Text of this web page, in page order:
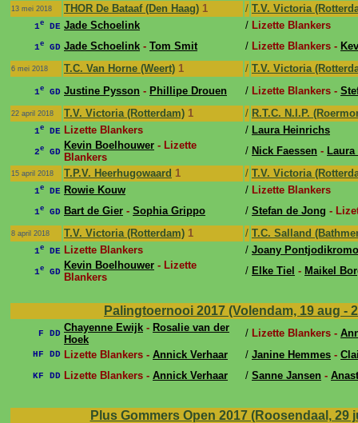
13 mei 2018 THOR De Bataaf (Den Haag) 1 / T.V. Victoria
1e DE Jade Schoelink / Lizette Blankers
1e GD Jade Schoelink - Tom Smit / Lizette Blankers -
6 mei 2018 T.C. Van Horne (Weert) 1 / T.V. Victoria
1e GD Justine Pysson - Phillipe Drouen / Lizette Blankers -
22 april 2018 T.V. Victoria (Rotterdam) 1 / R.T.C. N.I.P.
1e DE Lizette Blankers / Laura Heinrichs
2e GD
Kevin Boelhouwer - Lizette
Blankers
/ Nick Faessen -
15 april 2018 T.P.V. Heerhugowaard 1 / T.V. Victoria
1e DE Rowie Kouw / Lizette Blankers
1e GD Bart de Gier - Sophia Grippo / Stefan de Jong -
8 april 2018 T.V. Victoria (Rotterdam) 1 / T.C. Salland
1e DE Lizette Blankers / Joany Pontjodikromo
1e GD
Kevin Boelhouwer - Lizette
Blankers
/ Elke Tiel - Maikel
Palingtoernooi 2017 (Volendam, 19 aug -
F DD Chayenne Ewijk - Rosalie van der
Hoek
/ Lizette Blankers -
HF DD Lizette Blankers - Annick Verhaar / Janine Hemmes -
KF DD Lizette Blankers - Annick Verhaar / Sanne Jansen -
Plus Gommers Open 2017 (Roosendaal, 29